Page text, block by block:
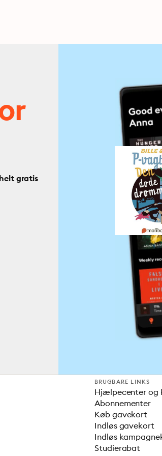
gratis
BRUGBARE LINKS
Hjælpecenter og
Abonnementer
Køb gavekort
Indløs gavekort
Indløs
Studierabat